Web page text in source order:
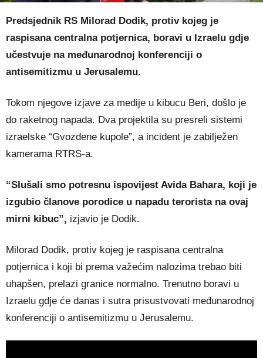
Predsjednik RS Milorad Dodik, protiv kojeg je
raspisana centralna potjernica, boravi u Izraelu gdje
učestvuje na međunarodnoj konferenciji o
antisemitizmu u Jerusalemu.
Tokom njegove izjave za medije u kibucu Beri, došlo je
do raketnog napada. Dva projektila su presreli sistemi
izraelske “Gvozdene kupole”, a incident je zabilježen
kamerama RTRS-a.
“Slušali smo potresnu ispovijest Avida Bahara, koji je
izgubio članove porodice u napadu terorista na ovaj
mirni kibuc”, izjavio je Dodik.
Milorad Dodik, protiv kojeg je raspisana centralna
potjernica i koji bi prema važećim nalozima trebao biti
uhapšen, prelazi granice normalno. Trenutno boravi u
Izraelu gdje će danas i sutra prisustvovati međunarodnoj
konferenciji o antisemitizmu u Jerusalemu.